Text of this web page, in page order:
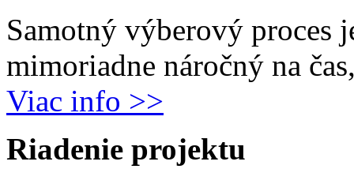
Samotný výberový proces
mimoriadne náročný na
Viac info >>
Riadenie projektu